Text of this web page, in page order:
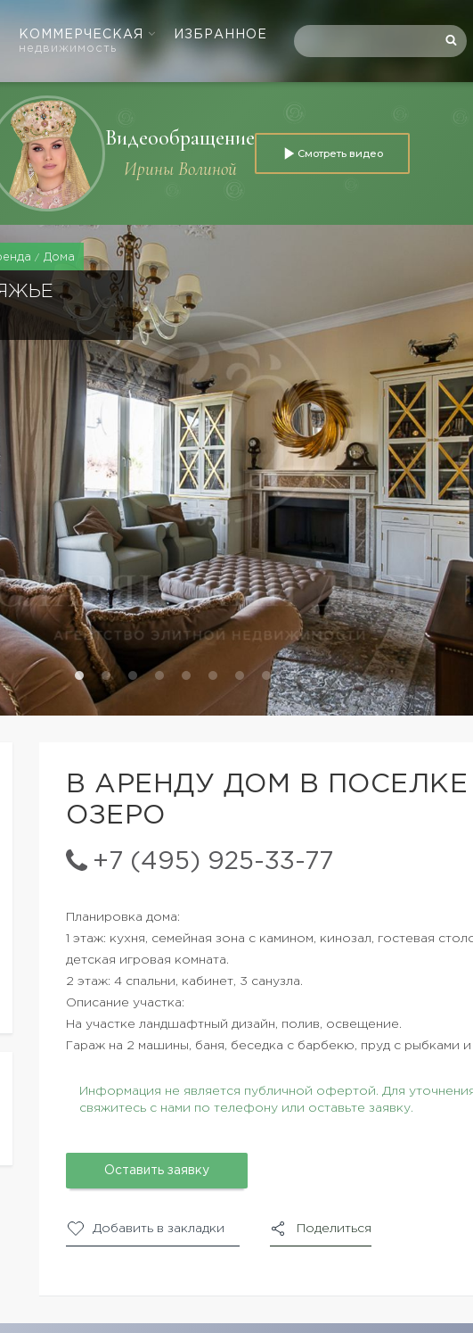
КОММЕРЧЕСКАЯ
недвижимость
ИЗБРАННОЕ
Видеообращение
Ирины Волиной
Смотреть видео
Дома
В АРЕНДУ ДОМ В
ОЗЕРО
+7 (495) 925-33-77
Планировка дома:
1 этаж: кухня, семейная зона с камином, кинозал, гостевая
детская игровая комната.
2 этаж: 4 спальни, кабинет, 3 санузла.
Описание участка:
На участке ландшафтный дизайн, полив, освещение.
Гараж на 2 машины, баня, беседка с барбекю, пруд с рыбками
Информация не является публичной офертой. Для
свяжитесь с нами по телефону или оставьте заявку.
Оставить заявку
Добавить в закладки Поделиться